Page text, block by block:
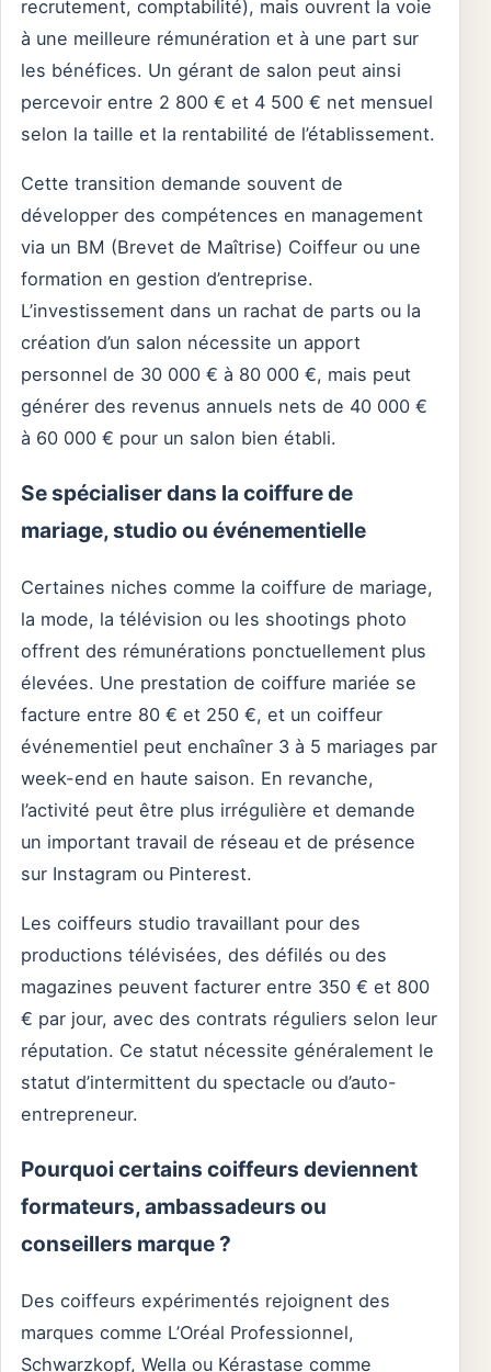
recrutement, comptabilité), mais ouvrent la voie
à une meilleure rémunération et à une part sur
les bénéfices. Un gérant de salon peut ainsi
percevoir entre 2 800 € et 4 500 € net mensuel
selon la taille et la rentabilité de l’établissement.
Cette transition demande souvent de
développer des compétences en management
via un BM (Brevet de Maîtrise) Coiffeur ou une
formation en gestion d’entreprise.
L’investissement dans un rachat de parts ou la
création d’un salon nécessite un apport
personnel de 30 000 € à 80 000 €, mais peut
générer des revenus annuels nets de 40 000 €
à 60 000 € pour un salon bien établi.
Se spécialiser dans la coiffure de
mariage, studio ou événementielle
Certaines niches comme la coiffure de mariage,
la mode, la télévision ou les shootings photo
offrent des rémunérations ponctuellement plus
élevées. Une prestation de coiffure mariée se
facture entre 80 € et 250 €, et un coiffeur
événementiel peut enchaîner 3 à 5 mariages par
week-end en haute saison. En revanche,
l’activité peut être plus irrégulière et demande
un important travail de réseau et de présence
sur Instagram ou Pinterest.
Les coiffeurs studio travaillant pour des
productions télévisées, des défilés ou des
magazines peuvent facturer entre 350 € et 800
€ par jour, avec des contrats réguliers selon leur
réputation. Ce statut nécessite généralement le
statut d’intermittent du spectacle ou d’auto-
entrepreneur.
Pourquoi certains coiffeurs deviennent
formateurs, ambassadeurs ou
conseillers marque ?
Des coiffeurs expérimentés rejoignent des
marques comme L’Oréal Professionnel,
Schwarzkopf, Wella ou Kérastase comme